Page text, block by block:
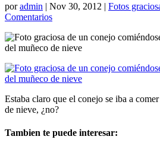
poradmin | Nov 30, 2012 | Fotos
Comentarios
Estaba claro que el conejo se iba a
de nieve, ¿no?
Tambien te puede interesar: